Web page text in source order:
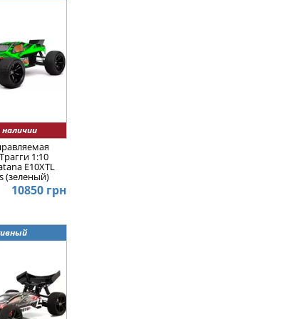
1:10
E10XTL
(зеленый)
10850 грн